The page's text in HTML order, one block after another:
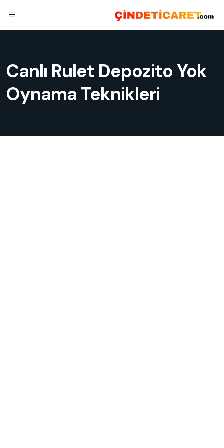
Canlı Rulet Depozito Yok
Oynama Teknikleri